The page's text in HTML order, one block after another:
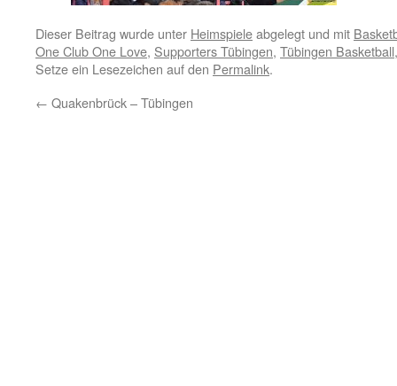
Dieser Beitrag wurde unter Heimspieleabgelegt und mit
One Club One Love, Supporters Tübingen, Tübingen Basketball
Setze ein Lesezeichen auf den Permalink.
← Quakenbrück – Tübingen